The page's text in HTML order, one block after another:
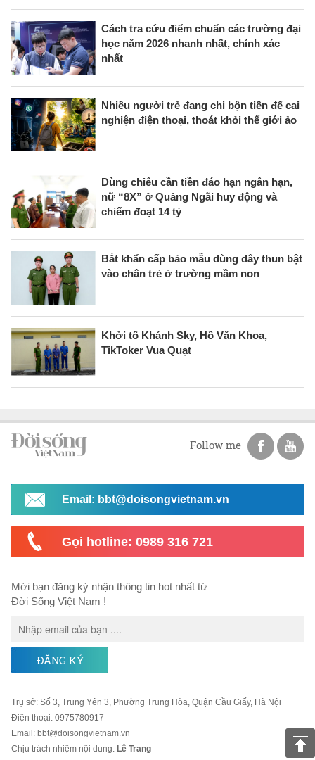
Cách tra cứu điểm chuẩn các trường đại
học năm 2026 nhanh nhất, chính xác
nhất
Nhiều người trẻ đang chi bộn tiền để cai
nghiện điện thoại, thoát khỏi thế giới ảo
Dùng chiêu cần tiền đáo hạn ngân hạn,
nữ “8X” ở Quảng Ngãi huy động và
chiếm đoạt 14 tỷ
Bắt khẩn cấp bảo mẫu dùng dây thun bật
vào chân trẻ ở trường mầm non
Khởi tố Khánh Sky, Hồ Văn Khoa,
TikToker Vua Quạt
Follow me
Email: bbt@doisongvietnam.vn
Gọi hotline: 0989 316 721
Mời bạn đăng ký nhận thông tin hot nhất từ
Đời Sống Việt Nam !
ĐĂNG KÝ
Trụ sở: Số 3, Trung Yên 3, Phường Trung Hòa, Quận Cầu Giấy, Hà Nội
Điện thoại: 0975780917
Email: bbt@doisongvietnam.vn
Chịu trách nhiệm nội dung: Lê Trang